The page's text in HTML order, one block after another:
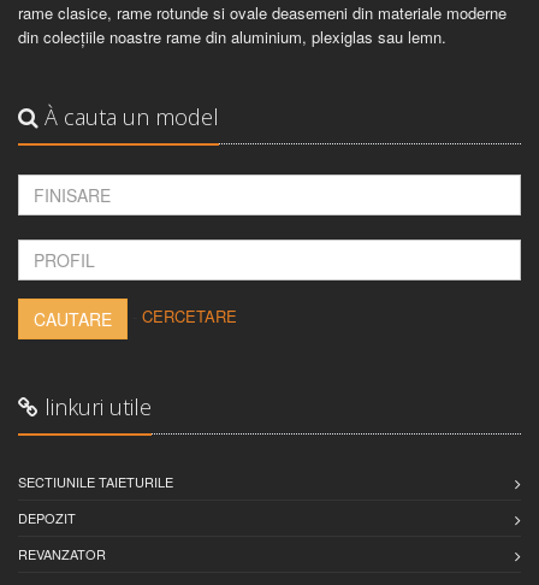
rame clasice, rame rotunde si ovale deasemeni din materiale moderne
din colecțiile noastre rame din aluminium, plexiglas sau lemn.
À cauta un model
CAUTARE CERCETARE
linkuri utile
SECTIUNILE TAIETURILE
DEPOZIT
REVANZATOR